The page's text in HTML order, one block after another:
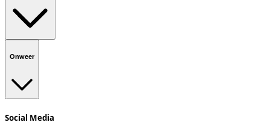
Onweer
Social Media